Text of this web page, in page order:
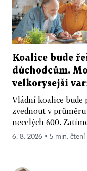
Koalice bude
důchodcům.
velkorysejší
Vládní koalice bude
zvednout v
necelých 600.
6. 8. 2026 ▪ 5 min. čtení